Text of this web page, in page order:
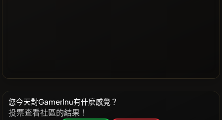
您今天對GamerInu有什麼感覺？
投票查看社區的結果！